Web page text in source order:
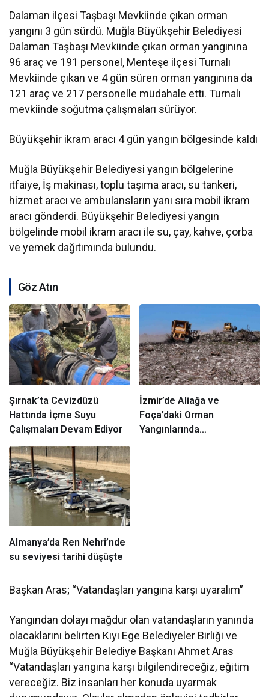
Dalaman ilçesi Taşbaşı Mevkiinde çıkan orman
yangını 3 gün sürdü. Muğla Büyükşehir Belediyesi
Dalaman Taşbaşı Mevkiinde çıkan orman yangınına
96 araç ve 191 personel, Menteşe ilçesi Turnalı
Mevkiinde çıkan ve 4 gün süren orman yangınına da
121 araç ve 217 personelle müdahale etti. Turnalı
mevkiinde soğutma çalışmaları sürüyor.
Büyükşehir ikram aracı 4 gün yangın bölgesinde kaldı
Muğla Büyükşehir Belediyesi yangın bölgelerine
itfaiye, İş makinası, toplu taşıma aracı, su tankeri,
hizmet aracı ve ambulansların yanı sıra mobil ikram
aracı gönderdi. Büyükşehir Belediyesi yangın
bölgelinde mobil ikram aracı ile su, çay, kahve, çorba
ve yemek dağıtımında bulundu.
Göz Atın
Şırnak’ta Cevizdüzü
Hattında İçme Suyu
Çalışmaları Devam Ediyor
İzmir’de Aliağa ve
Foça’daki Orman
Yangınlarında
Almanya’da Ren Nehri’nde
su seviyesi tarihi düşüşte
Başkan Aras; “Vatandaşları yangına karşı uyaralım”
Yangından dolayı mağdur olan vatandaşların yanında
olacaklarını belirten Kıyı Ege Belediyeler Birliği ve
Muğla Büyükşehir Belediye Başkanı Ahmet Aras
“Vatandaşları yangına karşı bilgilendireceğiz, eğitim
vereceğiz. Biz insanları her konuda uyarmak